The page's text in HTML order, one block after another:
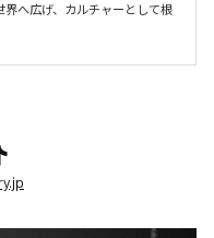
へ広げ、カルチャーとして根